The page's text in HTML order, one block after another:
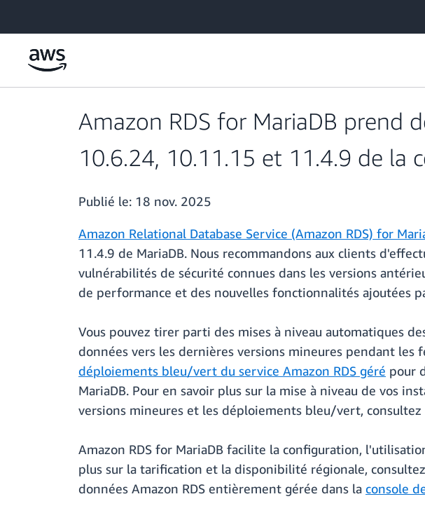
Amazon RDS for MariaDB prend
10.6.24, 10.11.15 et 11.4.9 de la
Publié le: 18 nov. 2025
Amazon Relational Database Service (Amazon RDS) for
11.4.9 de MariaDB. Nous recommandons aux clients
vulnérabilités de sécurité connues dans les versions
de performance et des nouvelles fonctionnalités ajoutées
Vous pouvez tirer parti des mises à niveau automatiques
données vers les dernières versions mineures pendant
déploiements bleu/vert du service Amazon RDS géré pour
MariaDB. Pour en savoir plus sur la mise à niveau de vos
versions mineures et les déploiements bleu/vert, consultez
Amazon RDS for MariaDB facilite la configuration,
plus sur la tarification et la disponibilité régionale,
données Amazon RDS entièrement gérée dans la console